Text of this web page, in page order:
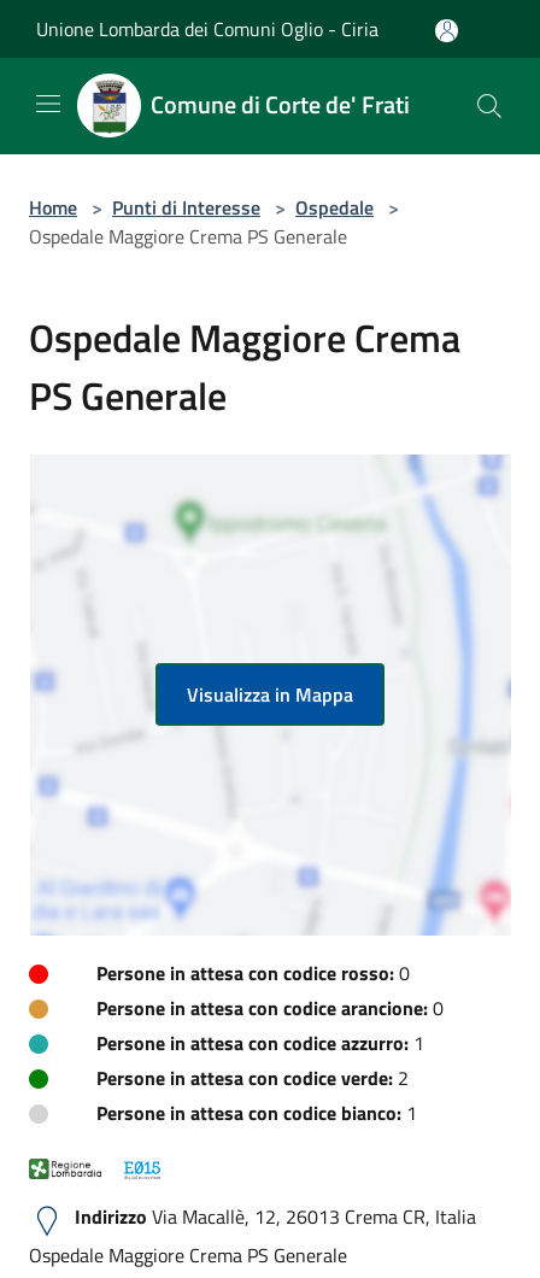
Unione Lombarda dei Comuni Oglio - Ciria
Comune di Corte de' Frati
Home > Punti di Interesse > Ospedale >
Ospedale Maggiore Crema PS Generale
Ospedale Maggiore Crema
PS Generale
Visualizza in Mappa
Persone in attesa con codice rosso:0
Persone in attesa con codice arancione:0
Persone in attesa con codice azzurro: 1
Persone in attesa con codice verde: 2
Persone in attesa con codice bianco: 1
Indirizzo Via Macallè, 12, 26013 Crema CR, Italia
Ospedale Maggiore Crema PS Generale